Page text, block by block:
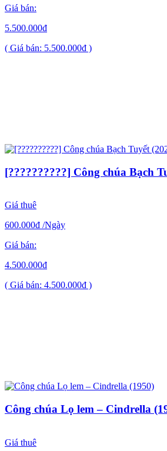
Giá bán:
5.500.000đ
( Giá bán: 5.500.000đ )
[??????????] Công chúa Bạch
Giá thuê
600.000đ /Ngày
Giá bán:
4.500.000đ
( Giá bán: 4.500.000đ )
Công chúa Lọ lem – Cindrella
Giá thuê